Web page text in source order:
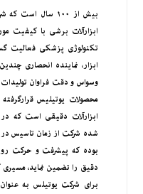
بیش از ۱۰۰ سال
ابزارآلات برشی با
تکنولوژی پزشکی فعالیت
ابزار، نماینده انحصاری
وسواس و دقت فراوان
محصولات یوتیلیس
ابزارآلات دقیقی است که
بوده که پیشرفت و حرکت رو
دقیق را تضمین نماید،
برای شرکت یوتیلس به